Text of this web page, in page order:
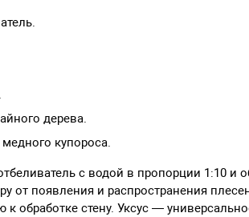
дерева.
купороса.
с водой в пропорции 1:10 и
от появления и распространения
к обработке стену. Уксус —